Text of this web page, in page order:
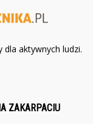
aktywnych ludzi.
ZAKARPACIU